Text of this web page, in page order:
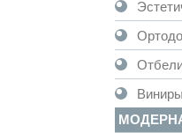
Виниры